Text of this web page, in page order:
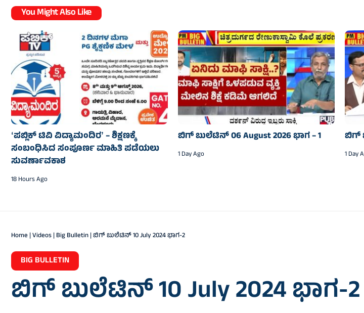
You Might Also Like
ʻಪಬ್ಲಿಕ್‌ ಟಿವಿ ವಿದ್ಯಾಮಂದಿರʼ – ಶಿಕ್ಷಣಕ್ಕೆ
ಸಂಬಂಧಿಸಿದ ಸಂಪೂರ್ಣ ಮಾಹಿತಿ ಪಡೆಯಲು
ಸುವರ್ಣಾವಕಾಶ
18 Hours Ago
ಬಿಗ್‌ ಬುಲೆಟಿನ್‌ 06 August 2026 ಭಾಗ – 1
1 Day Ago
ಬಿಗ್‌
1 Day
Home |Videos|Big Bulletin|ಬಿಗ್ ಬುಲೆಟಿನ್ 10 July 2024 ಭಾಗ-2
BIG BULLETIN
ಬಿಗ್ ಬುಲೆಟಿನ್ 10 July 2024 ಭಾಗ-2